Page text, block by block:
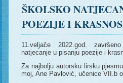
ŠKOLSKO
POEZIJE I
11.veljače 2022.god.
natjecanje u pisanju poezije i
Za najbolju autorsku lirsku
moj, Ane Pavlović, učenice VII.b